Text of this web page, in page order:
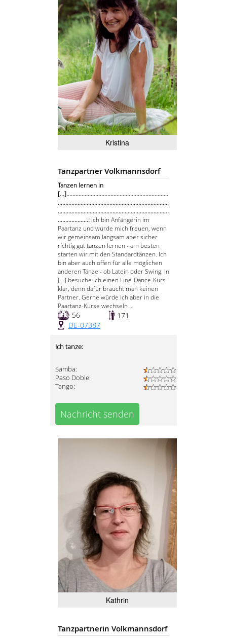
Kristina
Tanzpartner Volkmannsdorf
Tanzen lernen in
[...]...................................................................
.........................................................................
.........................................................................
....................: Ich bin Anfängerin im
Paartanz und würde mich freuen, wenn
wir gemeinsam langsam aber sicher
richtig gut tanzen lernen - am besten
starten wir mit den Standardtänzen. Ich
bin aber auch offen für alle möglichen
anderen Tänze - ob Latein oder Swing. In
[...] besuche ich einen Line-Dance-Kurs -
klar, denn dafür braucht man keinen
Partner. Gerne würde ich aber in die
Paartanz-Kurse wechseln ...
56
171
DE-07387
Ich tanze:
Samba:
Paso Doble:
Tango:
Nachricht senden
Kathrin
Tanzpartnerin Volkmannsdorf